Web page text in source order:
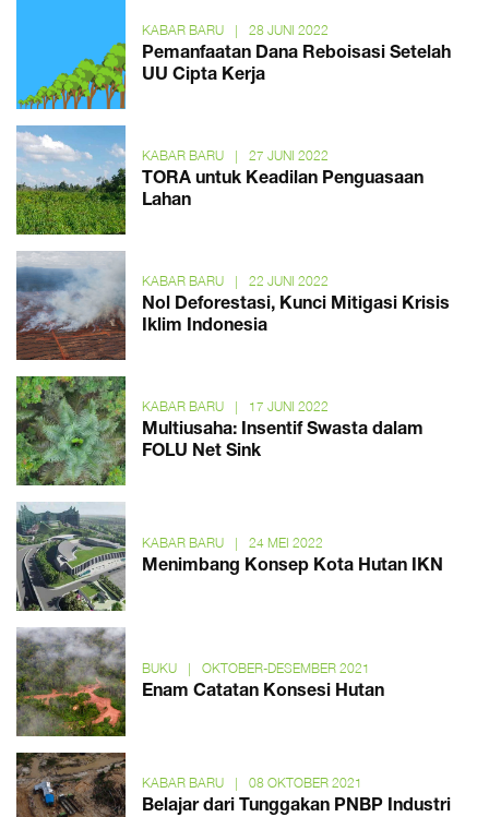
KABAR BARU | 28 JUNI 2022
Pemanfaatan Dana Reboisasi Setelah
UU Cipta Kerja
KABAR BARU | 27 JUNI 2022
TORA untuk Keadilan Penguasaan
Lahan
KABAR BARU | 22 JUNI 2022
Nol Deforestasi, Kunci Mitigasi Krisis
Iklim Indonesia
KABAR BARU | 17 JUNI 2022
Multiusaha: Insentif Swasta dalam
FOLU Net Sink
KABAR BARU | 24 MEI 2022
Menimbang Konsep Kota Hutan IKN
BUKU | OKTOBER-DESEMBER 2021
Enam Catatan Konsesi Hutan
KABAR BARU | 08 OKTOBER 2021
Belajar dari Tunggakan PNBP Industri